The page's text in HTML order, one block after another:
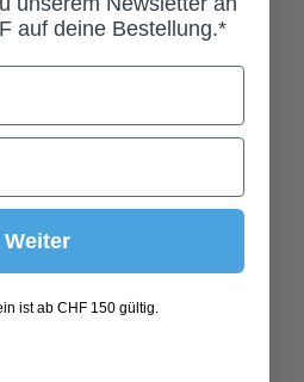
CHF*
auf deine Bestellung.*
Weiter
ist ab CHF 150 gültig.